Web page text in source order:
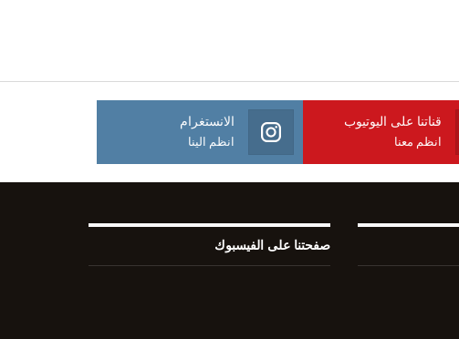
قناتنا على اليوتيوب
انظم معنا
الانستغرام
انظم الينا
صفحتنا على الفيسبوك